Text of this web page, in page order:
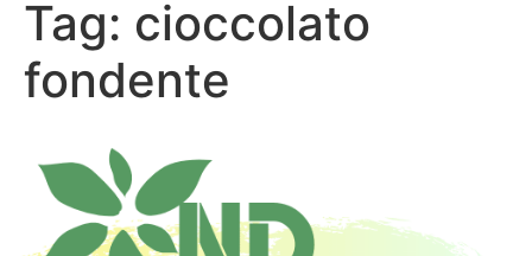
Tag: cioccolato
fondente